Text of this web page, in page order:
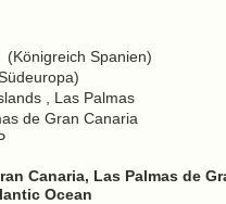
(Königreich Spanien)
, Las Palmas
de Gran Canaria
Canaria, Las Palmas de
Ocean